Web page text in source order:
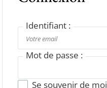
Identifiant :
Mot de passe :
Se souvenir de moi